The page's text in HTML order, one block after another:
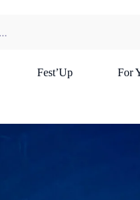
Fest’Up For